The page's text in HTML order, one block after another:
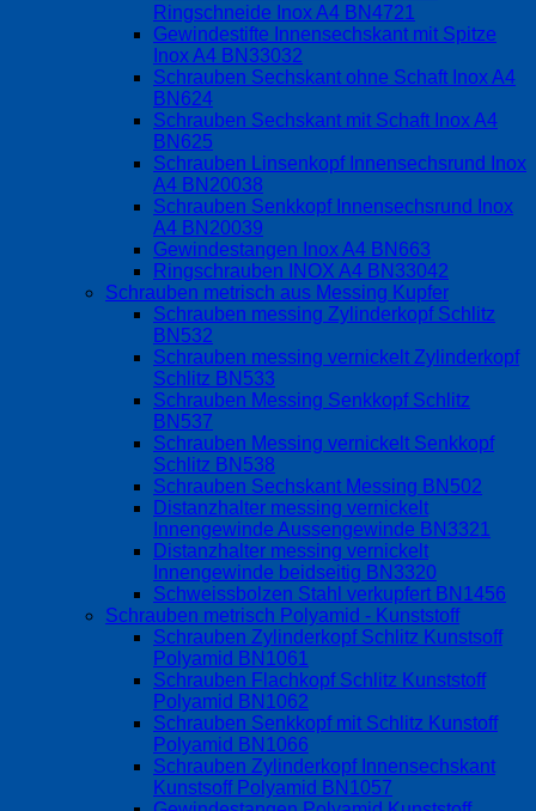
Ringschneide Inox A4 BN4721
Gewindestifte Innensechskant mit Spitze
Inox A4 BN33032
Schrauben Sechskant ohne Schaft Inox A4
BN624
Schrauben Sechskant mit Schaft Inox A4
BN625
Schrauben Linsenkopf Innensechsrund Inox
A4 BN20038
Schrauben Senkkopf Innensechsrund Inox
A4 BN20039
Gewindestangen Inox A4 BN663
Ringschrauben INOX A4 BN33042
Schrauben metrisch aus Messing Kupfer
Schrauben messing Zylinderkopf Schlitz
BN532
Schrauben messing vernickelt Zylinderkopf
Schlitz BN533
Schrauben Messing Senkkopf Schlitz
BN537
Schrauben Messing vernickelt Senkkopf
Schlitz BN538
Schrauben Sechskant Messing BN502
Distanzhalter messing vernickelt
Innengewinde Aussengewinde BN3321
Distanzhalter messing vernickelt
Innengewinde beidseitig BN3320
Schweissbolzen Stahl verkupfert BN1456
Schrauben metrisch Polyamid - Kunststoff
Schrauben Zylinderkopf Schlitz Kunstsoff
Polyamid BN1061
Schrauben Flachkopf Schlitz Kunststoff
Polyamid BN1062
Schrauben Senkkopf mit Schlitz Kunstoff
Polyamid BN1066
Schrauben Zylinderkopf Innensechskant
Kunstsoff Polyamid BN1057